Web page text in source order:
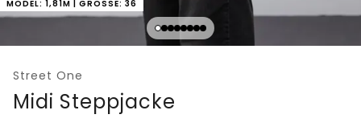
MODEL: 1,81M | GRÖSSE: 36
Street One
Midi Steppjacke